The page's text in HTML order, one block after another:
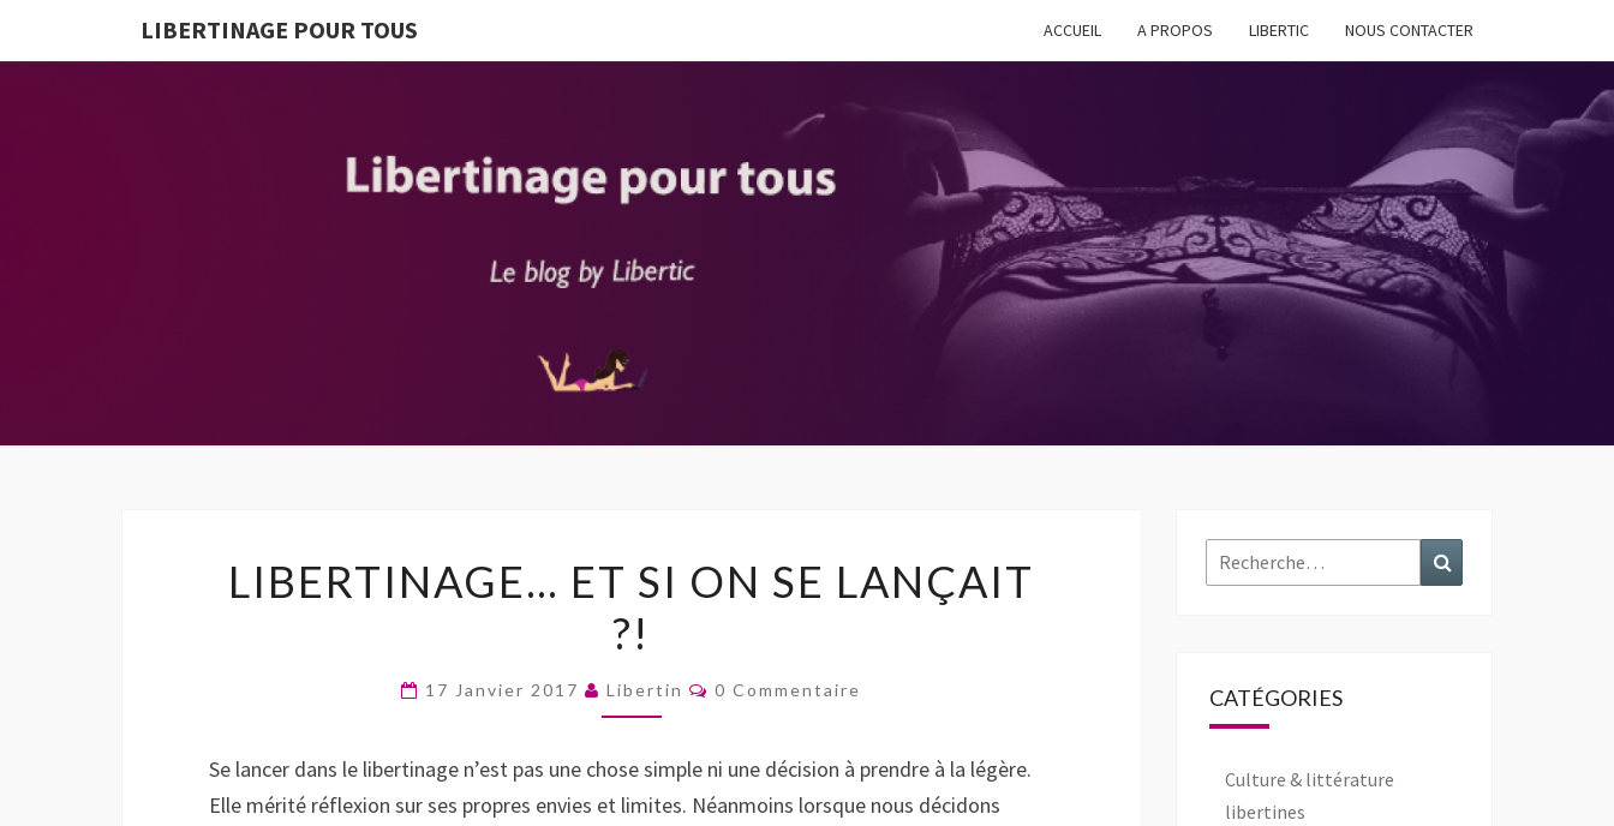
LIBERTINAGE POUR TOUS ACCUEIL A PROPOS LIBERTIC NOUS CONTACTER
LIBERTINAGE
ET
SI
ON
SE
?!
LIBERTINAGE… ET SI ON SE LANÇAIT
?!
17 Janvier 2017 Libertin Commentaires
0 Commentaire
Se lancer dans le libertinage n’est pas une chose simple ni une décision à prendre à la légère.
Elle mérité réflexion sur ses propres envies et limites. Néanmoins lorsque nous décidons
Rechercher :
CATÉGORIES
Culture & littérature
libertines